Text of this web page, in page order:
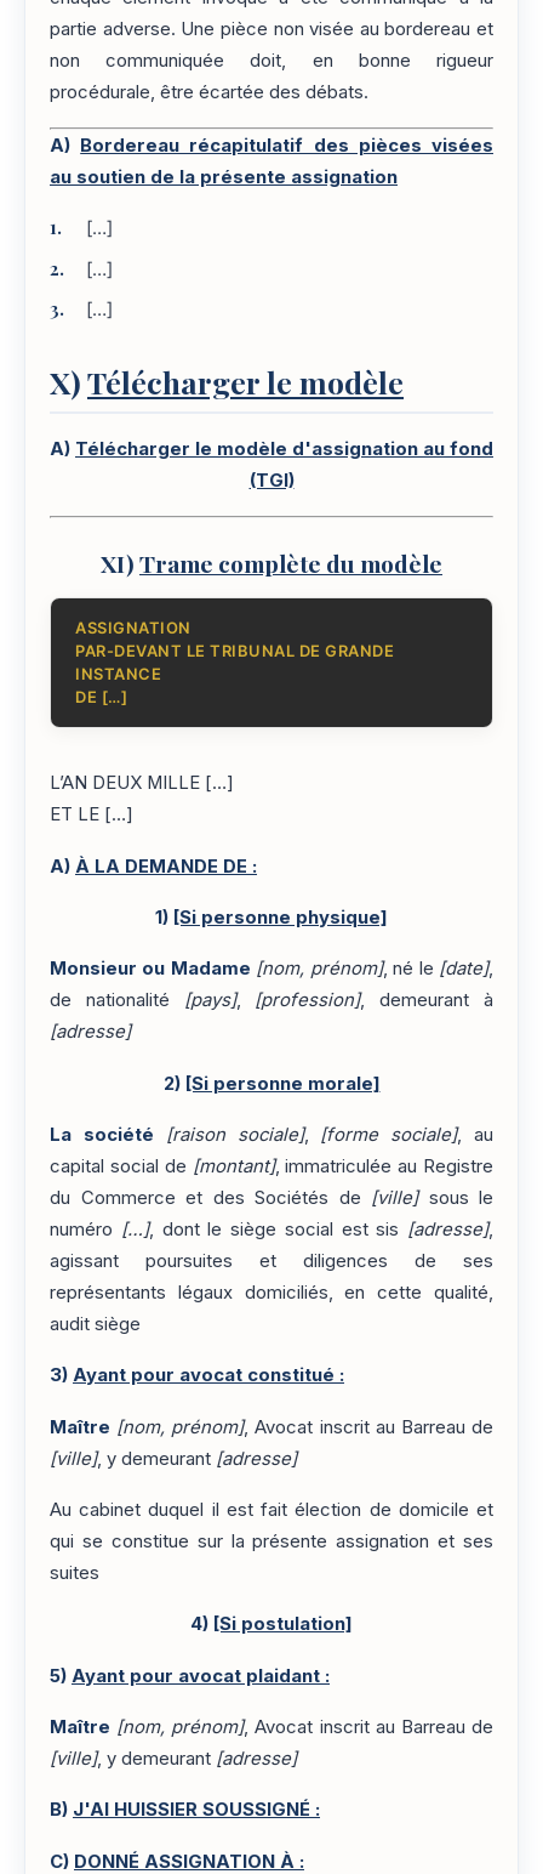
partie adverse. Une pièce non visée au bordereau et
non communiquée doit, en bonne rigueur
procédurale, être écartée des débats.
A) Bordereau récapitulatif des pièces visées
au soutien de la présente assignation
[…]
[…]
[…]
X)Télécharger le modèle
A) Télécharger le modèle d'assignation au fond
(TGI)
XI)Trame complète du modèle
ASSIGNATION
PAR-DEVANT LE TRIBUNAL DE GRANDE
INSTANCE
DE […]
L’AN DEUX MILLE […]
ET LE […]
A) À LA DEMANDE DE :
1) [Si personne physique]
Monsieur ou Madame [nom, prénom], né le [date],
de nationalité [pays], [profession], demeurant à
[adresse]
2) [Si personne morale]
La société [raison sociale], [forme sociale], au
capital social de [montant], immatriculée au Registre
du Commerce et des Sociétés de [ville]sous le
numéro […], dont le siège social est sis [adresse],
agissant poursuites et diligences de ses
représentants légaux domiciliés, en cette qualité,
audit siège
3) Ayant pour avocat constitué :
Maître [nom, prénom], Avocat inscrit au Barreau de
[ville], y demeurant [adresse]
Au cabinet duquel il est fait élection de domicile et
qui se constitue sur la présente assignation et ses
suites
4) [Si postulation]
5) Ayant pour avocat plaidant :
Maître [nom, prénom], Avocat inscrit au Barreau de
[ville], y demeurant [adresse]
B) J'AI HUISSIER SOUSSIGNÉ :
C) DONNÉ ASSIGNATION À :